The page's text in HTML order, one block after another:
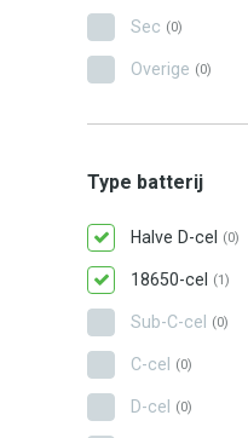
Sec (0)
Overige (0)
Type batterij
Halve D-cel (0)
18650-cel (1)
Sub-C-cel (0)
C-cel (0)
D-cel (0)